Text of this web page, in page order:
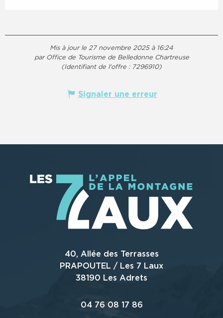
Mis à jour le 27 novembre 2025 à 16:24
par Office de Tourisme de Belledonne Chartreuse
(Identifiant de l'offre : 7296910)
Signaler une erreur
40, Allée des Terrasses
PRAPOUTEL / Les 7 Laux
38190 Les Adrets
04 76 08 17 86